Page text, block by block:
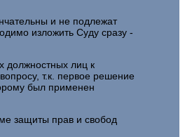
и не подлежат
изложить Суду сразу -
должностных лиц к
т.к. первое решение
был применен
защиты прав и свобод